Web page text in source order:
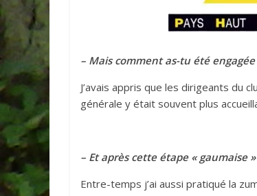
– Mais comment as-tu été
J’avais appris que les dirigeants du
générale y était souvent plus
– Et après cette étape « gaumaise »
Entre-temps j’ai aussi pratiqué la